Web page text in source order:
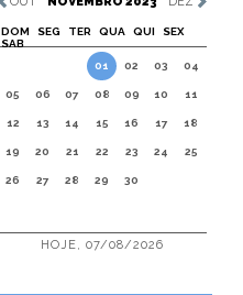
DOM SEG TER QUA QUI
SEX
SAB
01
02 03 04
05 06 07 08 09 10 11
12 13 14 15 16 17 18
19 20 21 22 23 24 25
26 27 28 29 30
HOJE, 07/08/2026